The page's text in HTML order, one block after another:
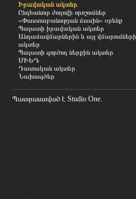
Իրավական ակտեր
Ընդհանուր ժողովի որոշումներ
«Փաստաբանության մասին» օրենք
Պալատի իրավական ակտեր
Անդամավճարներին և այլ
ակտեր
Պալատի գործող ներքին ակտեր
ՄԻԵԴ
Դատական ակտեր
Նախագծեր
Պատրաստված է Studio One.